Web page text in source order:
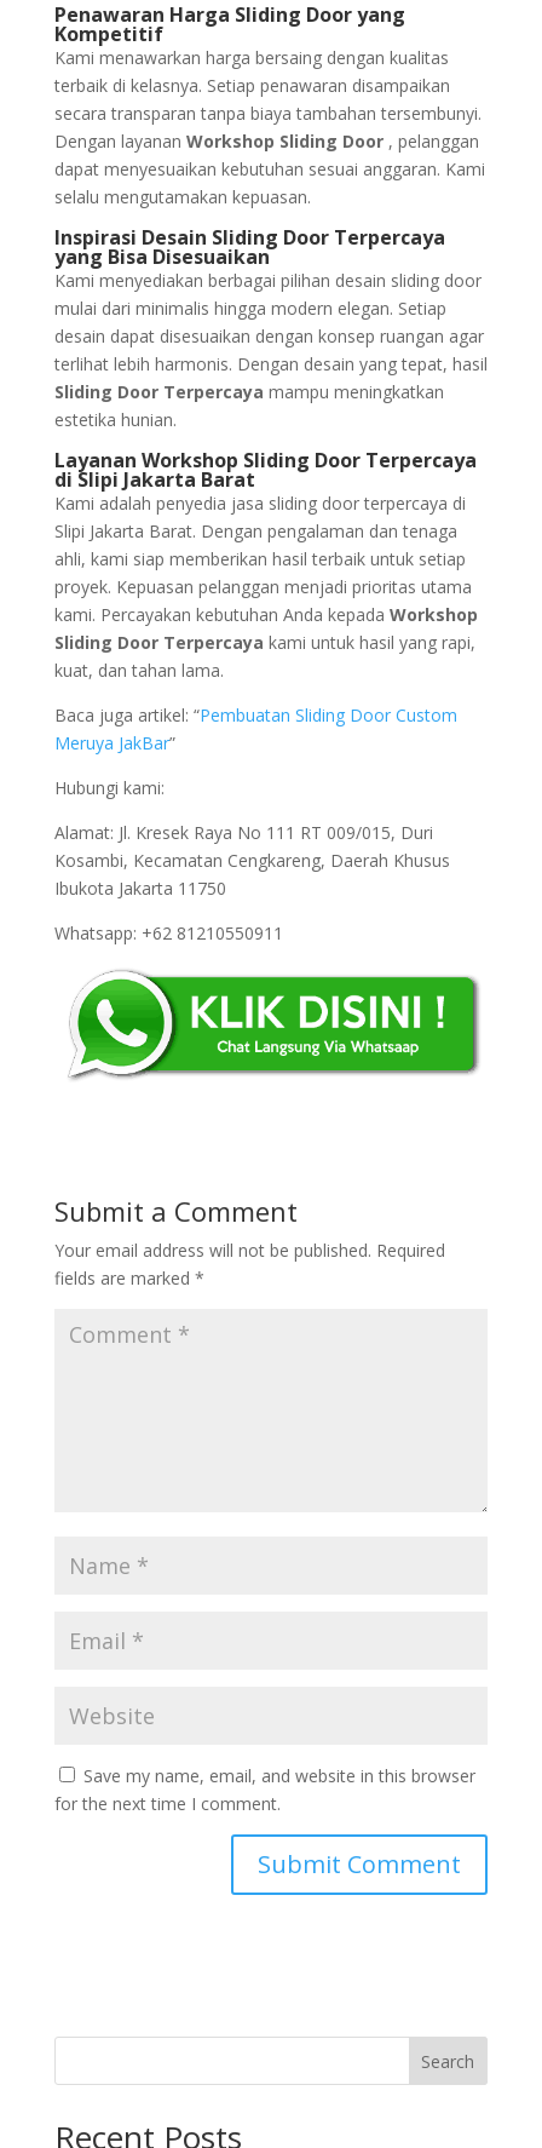
Penawaran Harga Sliding Door yang
Kompetitif
Kami menawarkan harga bersaing dengan kualitas
terbaik di kelasnya. Setiap penawaran disampaikan
secara transparan tanpa biaya tambahan tersembunyi.
Dengan layanan Workshop Sliding Door , pelanggan
dapat menyesuaikan kebutuhan sesuai anggaran. Kami
selalu mengutamakan kepuasan.
Inspirasi Desain Sliding Door Terpercaya
yang Bisa Disesuaikan
Kami menyediakan berbagai pilihan desain sliding door
mulai dari minimalis hingga modern elegan. Setiap
desain dapat disesuaikan dengan konsep ruangan agar
terlihat lebih harmonis. Dengan desain yang tepat, hasil
Sliding Door Terpercaya mampu meningkatkan
estetika hunian.
Layanan Workshop Sliding Door Terpercaya
di Slipi Jakarta Barat
Kami adalah penyedia jasa sliding door terpercaya di
Slipi Jakarta Barat. Dengan pengalaman dan tenaga
ahli, kami siap memberikan hasil terbaik untuk setiap
proyek. Kepuasan pelanggan menjadi prioritas utama
kami. Percayakan kebutuhan Anda kepada Workshop
Sliding Door Terpercaya kami untuk hasil yang rapi,
kuat, dan tahan lama.
Baca juga artikel: “Pembuatan Sliding Door Custom
Meruya JakBar”
Hubungi kami:
Alamat: Jl. Kresek Raya No 111 RT 009/015, Duri
Kosambi, Kecamatan Cengkareng, Daerah Khusus
Ibukota Jakarta 11750
Whatsapp: +62 81210550911
Submit a Comment
Your email address will not be published. Required
fields are marked *
Save my name, email, and website in this browser
for the next time I comment.
Search
Recent Posts